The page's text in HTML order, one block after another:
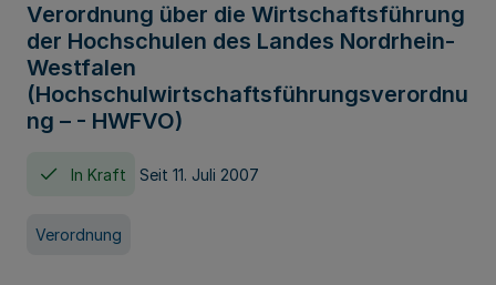
Verordnung über die Wirtschaftsführung
der Hochschulen des Landes Nordrhein-
Westfalen
(Hochschulwirtschaftsführungsverordnu
ng – - HWFVO)
In Kraft Seit 11. Juli 2007
Verordnung